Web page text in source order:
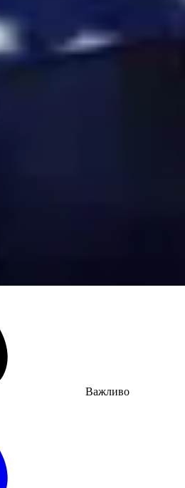
Важливо